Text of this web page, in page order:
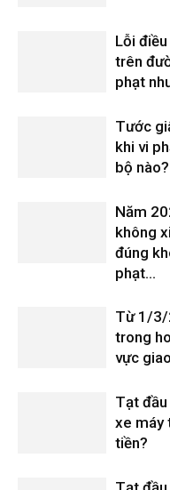
Lỗi
trên
phạt
Tước
khi vi
bộ
Năm
không
đúng
phạt...
Từ 1/3/
trong
vực
Tạt
xe máy
tiền?